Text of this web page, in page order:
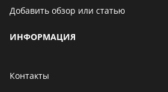
Добавить обзор или статью
ИНФОРМАЦИЯ
Контакты